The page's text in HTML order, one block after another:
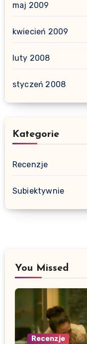
maj 2009
kwiecień 2009
luty 2008
styczeń 2008
Kategorie
Recenzje
Subiektywnie
You Missed
Recenzje